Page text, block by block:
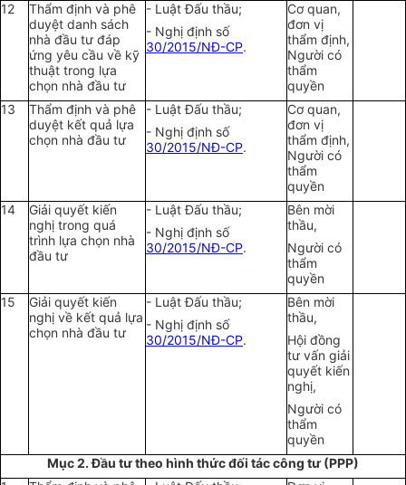
12
Thẩm định và phê
duyệt danh sách
nhà đầu tư đáp
ứng yêu cầu về kỹ
thuật trong lựa
chọn nhà đầu tư
- Luật Đấu thầu;
- Nghị định số
30/2015/NĐ-CP.
Cơ quan,
đơn vị
thẩm định,
Người có
thẩm
quyền
13
Thẩm định và phê
duyệt kết quả lựa
chọn nhà đầu tư
- Luật Đấu thầu;
- Nghị định số
30/2015/NĐ-CP.
Cơ quan,
đơn vị
thẩm định,
Người có
thẩm
quyền
14
Giải quyết kiến
nghị trong quá
trình lựa chọn nhà
đầu tư
- Luật Đấu thầu;
- Nghị định số
30/2015/NĐ-CP.
Bên mời
thầu,
Người có
thẩm
quyền
15
Giải quyết kiến
nghị về kết quả lựa
chọn nhà đầu tư
- Luật Đấu thầu;
- Nghị định số
30/2015/NĐ-CP.
Bên mời
thầu,
Hội đồng
tư vấn giải
quyết kiến
nghị,
Người có
thẩm
quyền
Mục 2. Đầu tư theo hình thức đối tác công tư (PPP)